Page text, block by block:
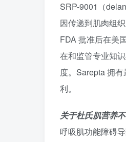
SRP-9001（
因传递到肌肉组
FDA 批准后在美
在和监管专业知
度。Sarepta 拥
利。
关于杜氏肌营养
呼吸肌功能障碍